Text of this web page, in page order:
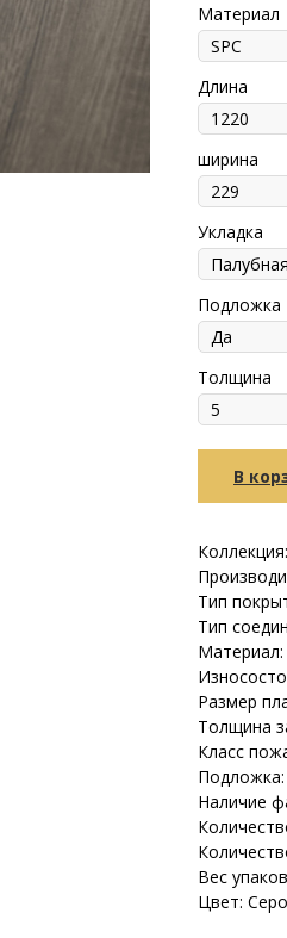
Материал
Длина
ширина
Укладка
Подложка
Толщина
В
Тип
Тип
Материал:
Размер
Толщина
Класс
Подложка:
Наличие
Вес
Цвет: